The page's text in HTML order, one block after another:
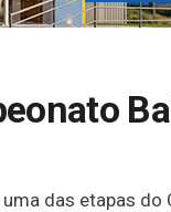
das etapas do